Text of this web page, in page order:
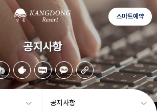
스마트예약
공지사항
공지사항